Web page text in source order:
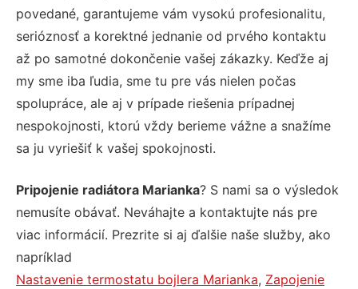
povedané, garantujeme vám vysokú profesionalitu,
serióznosť a korektné jednanie od prvého kontaktu
až po samotné dokončenie vašej zákazky. Keďže aj
my sme iba ľudia, sme tu pre vás nielen počas
spolupráce, ale aj v prípade riešenia prípadnej
nespokojnosti, ktorú vždy berieme vážne a snažíme
sa ju vyriešiť k vašej spokojnosti.
Pripojenie radiátora Marianka? S nami sa o výsledok
nemusíte obávať. Neváhajte a kontaktujte nás pre
viac informácií. Prezrite si aj ďalšie naše služby, ako
napríklad
Nastavenie termostatu bojlera Marianka, Zapojenie